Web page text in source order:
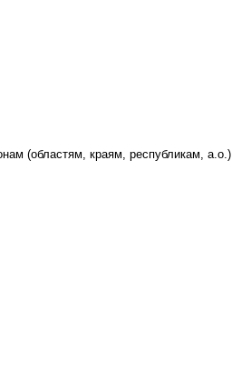
(областям, краям, республикам,